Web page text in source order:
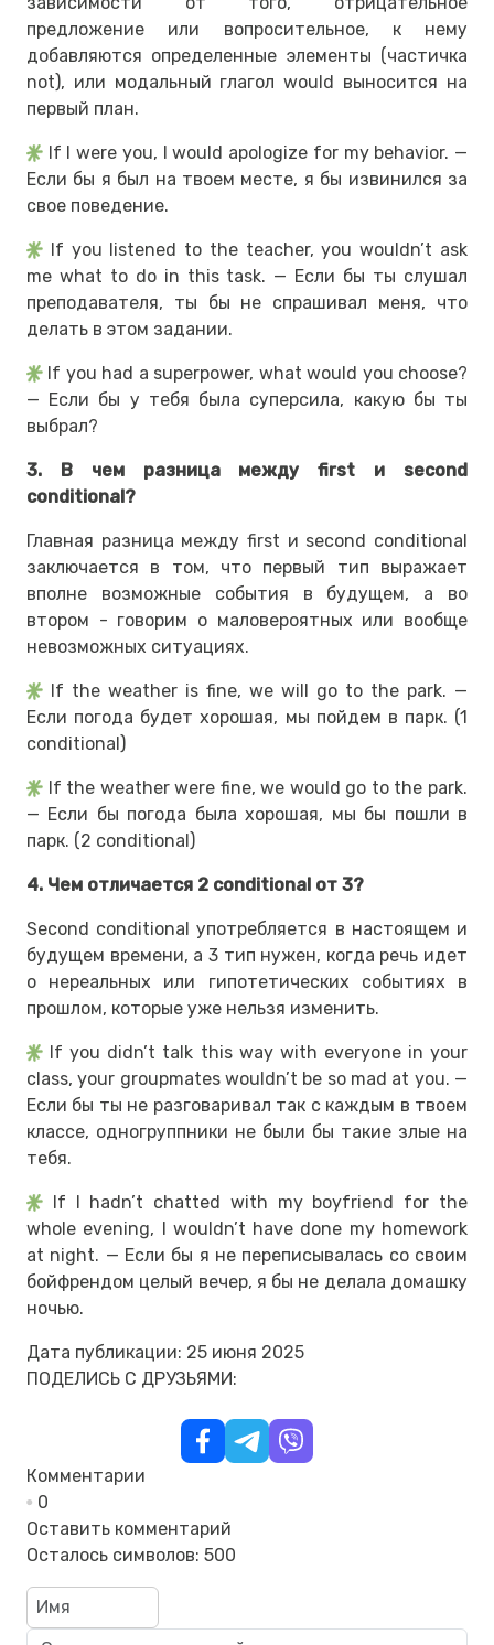
предложение или вопросительное, к нему
добавляются определенные элементы (частичка
not), или модальный глагол would выносится на
первый план.
If I were you, I would apologize for my behavior. —
Если бы я был на твоем месте, я бы извинился за
свое поведение.
If you listened to the teacher, you wouldn’t ask
me what to do in this task. — Если бы ты слушал
преподавателя, ты бы не спрашивал меня, что
делать в этом задании.
If you had a superpower, what would you choose?
— Если бы у тебя была суперсила, какую бы ты
выбрал?
3. В чем разница между first и second
conditional?
Главная разница между first и second conditional
заключается в том, что первый тип выражает
вполне возможные события в будущем, а во
втором - говорим о маловероятных или вообще
невозможных ситуациях.
If the weather is fine, we will go to the park. —
Если погода будет хорошая, мы пойдем в парк. (1
conditional)
If the weather were fine, we would go to the park.
— Если бы погода была хорошая, мы бы пошли в
парк. (2 conditional)
4. Чем отличается 2 conditional от 3?
Second conditional употребляется в настоящем и
будущем времени, а 3 тип нужен, когда речь идет
о нереальных или гипотетических событиях в
прошлом, которые уже нельзя изменить.
If you didn’t talk this way with everyone in your
class, your groupmates wouldn’t be so mad at you. —
Если бы ты не разговаривал так с каждым в твоем
классе, одногруппники не были бы такие злые на
тебя.
If I hadn’t chatted with my boyfriend for the
whole evening, I wouldn’t have done my homework
at night. — Если бы я не переписывалась со своим
бойфрендом целый вечер, я бы не делала домашку
ночью.
Дата публикации: 25 июня 2025
ПОДЕЛИСЬ С ДРУЗЬЯМИ:
Комментарии
0
Оставить комментарий
Осталось символов: 500